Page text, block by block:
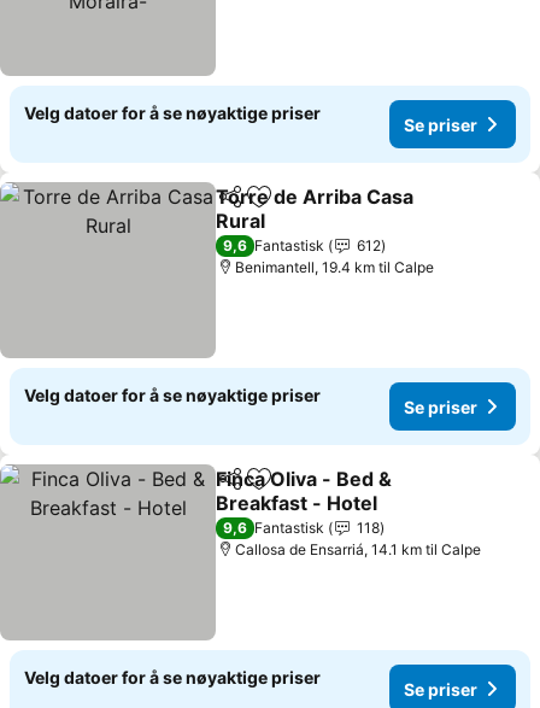
Velg datoer for å se nøyaktige priser
Se priser
Del Legg til i favoritter
Torre de Arriba Casa
Rural
Se priser
9,6 Fantastisk
612
Benimantell, 19.4 km til Calpe
Velg datoer for å se nøyaktige priser
Se priser
Del Legg til i favoritter
Finca Oliva - Bed &
Breakfast - Hotel
Se priser
9,6 Fantastisk
118
Callosa de Ensarriá, 14.1 km til Calpe
Velg datoer for å se nøyaktige priser
Se priser